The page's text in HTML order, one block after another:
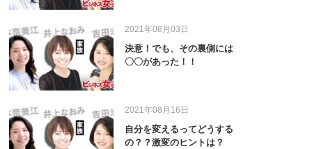
2021年08月03日
決意！でも、その裏側には
〇〇があった！！
2021年08月16日
自分を変えるってどうする
の？？激変のヒントは？